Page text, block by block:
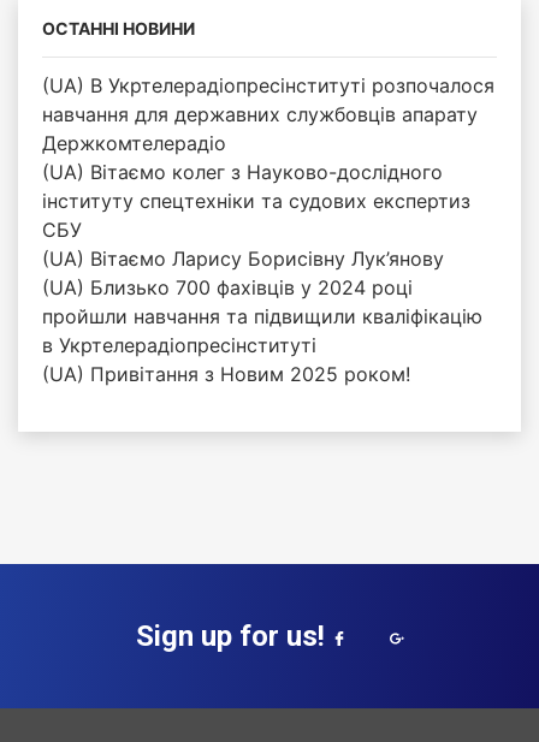
ОСТАННІ НОВИНИ
(UA) В Укртелерадіопресінституті розпочалося
навчання для державних службовців апарату
Держкомтелерадіо
(UA) Вітаємо колег з Науково-дослідного
інституту спецтехніки та судових експертиз
СБУ
(UA) Вітаємо Ларису Борисівну Лук’янову
(UA) Близько 700 фахівців у 2024 році
пройшли навчання та підвищили кваліфікацію
в Укртелерадіопресінституті
(UA) Привітання з Новим 2025 роком!
Sign up for us!